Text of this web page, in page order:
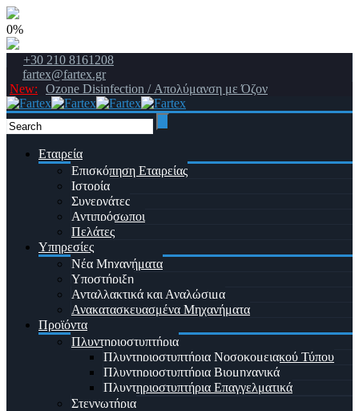
0%
+30 210 8161208
fartex@fartex.gr
New:
Ozone Disinfection / Απολύμανση με Όζον
Εταιρεία
Επισκόπηση Εταιρείας
Ιστορία
Συνεργάτες
Αντιπρόσωποι
Πελάτες
Υπηρεσίες
Νέα Μηχανήματα
Υποστήριξη
Ανταλλακτικά και Αναλώσιμα
Ανακατασκευασμένα Μηχανήματα
Προϊόντα
Πλυντηριοστυπτήρια
Πλυντηριοστυπτήρια Νοσοκομειακού Τύπου
Πλυντηριοστυπτήρια Βιομηχανικά
Πλυντηριοστυπτήρια Επαγγελματικά
Στεγνωτήρια